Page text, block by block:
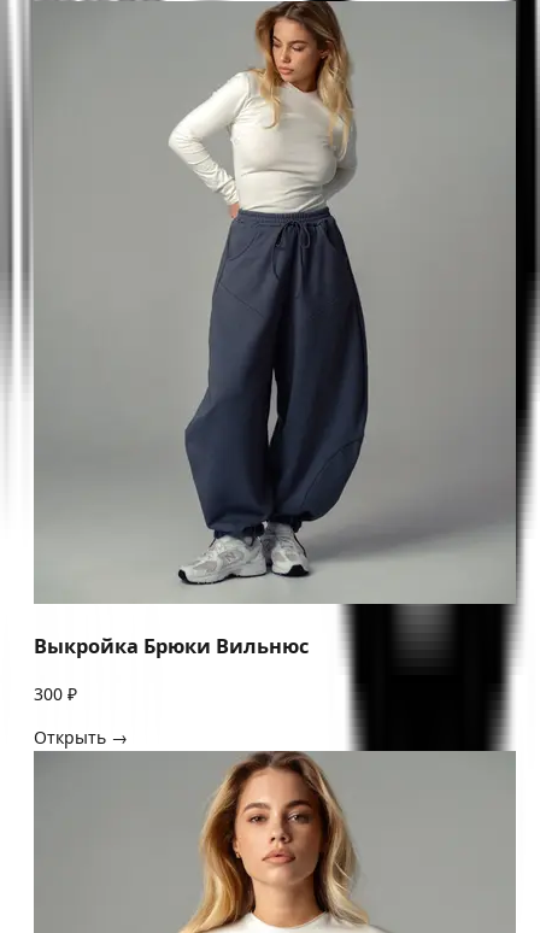
Выкройка Брюки Вильнюс
300 ₽
Открыть →